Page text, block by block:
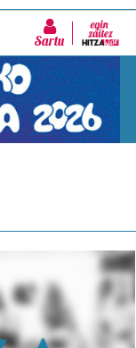
Sartu